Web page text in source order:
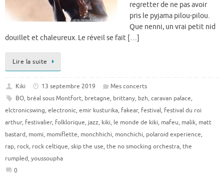
regretter de ne pas avoir
pris le pyjama pilou-pilou.
Que nenni, un vrai petit nid
douillet et chaleureux. Le réveil se fait […]
Lire la suite
Kiki 13 septembre 2019
Mes concerts
BO, bréal sous Montfort, bretagne, brittany, bzh, caravan palace,
elctronicswing, electronic, emir kusturika, fakear, festival, festival du roi
arthur, festivalier, folklorique, jazz, kiki, le monde de kiki, mafeu, malik, matt
bastard, momi, momiflette, monchhichi, monchichi, polaroid experience,
rap, rock, rock celtique, skip the use, the no smocking orchestra, the
rumpled, youssoupha
0